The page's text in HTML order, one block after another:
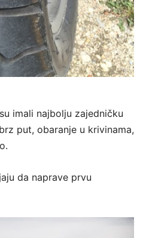
imali najbolju zajedničku
put, obaranje u krivinama,
da naprave prvu